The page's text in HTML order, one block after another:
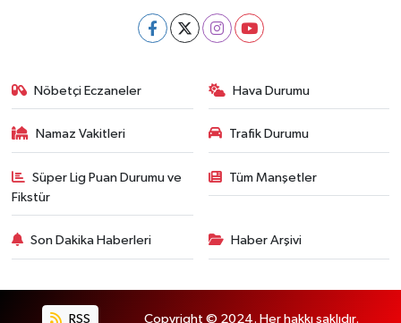
Nöbetçi Eczaneler Hava Durumu
Namaz Vakitleri Trafik Durumu
Süper Lig Puan Durumu ve
Fikstür
Tüm Manşetler
Son Dakika Haberleri Haber Arşivi
RSS Copyright © 2024. Her hakkı saklıdır.